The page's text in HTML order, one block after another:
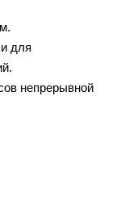
для
непрерывной